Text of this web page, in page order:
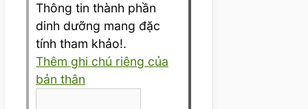
Thông tin thành phần
dinh dưỡng mang đặc
tính tham khảo!.
Thêm ghi chú riêng của
bản thân